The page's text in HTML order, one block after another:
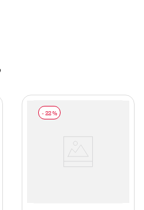
- 22 %